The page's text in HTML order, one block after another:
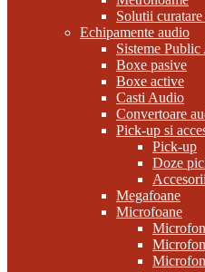
Solutii
Echipamente audio
Sisteme Public
Boxe pasive
Boxe active
Casti Audio
Convertoare
Pick-up si
Pick-up
Doze
Megafoane
Microfoane